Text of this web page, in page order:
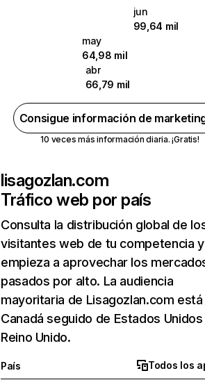
jun
99,64 mil
may
64,98 mil
abr
66,79 mil
Consigue información de
10 veces más información diaria. ¡Gratis!
lisagozlan.com
Tráfico web por país
Consulta la distribución global de
visitantes web de tu competencia y
empieza a aprovechar los
pasados por alto. La audiencia
mayoritaria de Lisagozlan.com está
Canadá seguido de Estados
Reino Unido.
País
Todos los